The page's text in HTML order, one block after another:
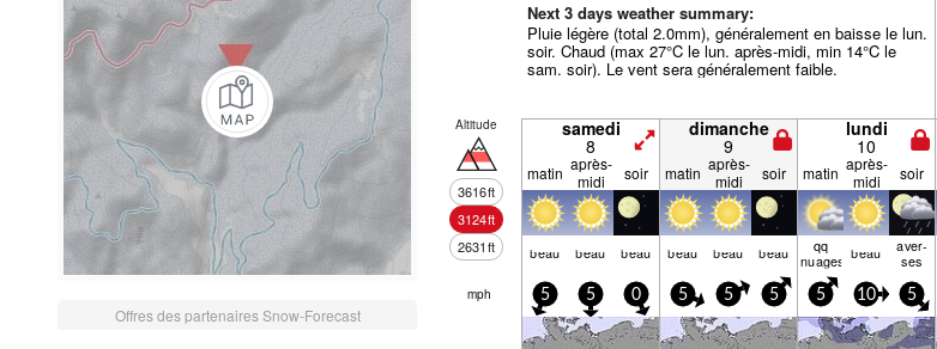
Offres des partenaires Snow-Forecast
Next 3 days weather summary:
Pluie légère (total 2.0mm), généralement en baisse le lun.
soir. Chaud (max 27°C le lun. après-midi, min 14°C le
sam. soir). Le vent sera généralement faible.
Altitude
3616ft
3124ft
2631ft
samedi
8
dimanche
9
lundi
10
matin après-
midi
soir matin après-
midi
soir matin après-
midi
soir
beau beau beau beau beau beau qq
nuages beau aver­
ses
mph 5 5 0 5 5 5 5 10 5